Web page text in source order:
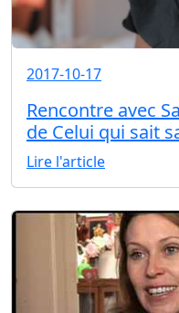
2017-10-17
Rencontre avec
de Celui qui sait
Lire l'article